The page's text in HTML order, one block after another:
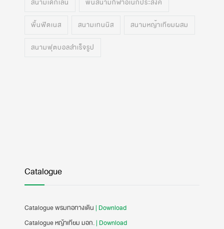
สนามเด็กเล่น พื้นสนามกีฬาอเนกประสงค์
พื้นฟิตเนส สนามเทนนิส สนามหญ้าเทียมผสม
สนามฟุตบอลสำเร็จรูป
Catalogue
Catalogue พรมทอทางเดิน | Download
Catalogue หญ้าเทียม มอก.| Download